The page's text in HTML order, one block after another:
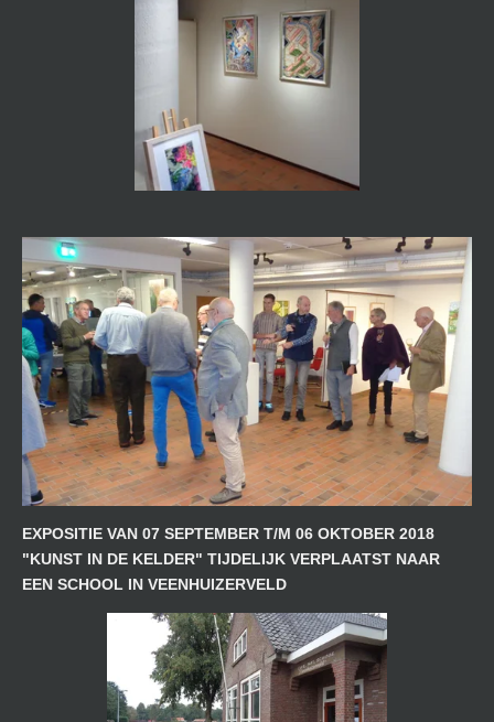
EXPOSITIE VAN 07 SEPTEMBER T/M 06 OKTOBER 2018
"KUNST IN DE KELDER" TIJDELIJK VERPLAATST NAAR
EEN SCHOOL IN VEENHUIZERVELD